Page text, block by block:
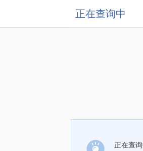
正在查询中
正在查